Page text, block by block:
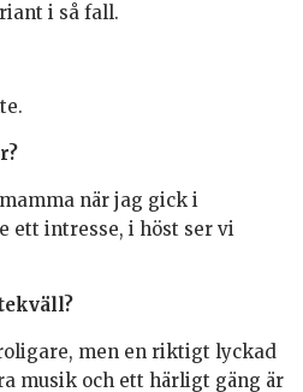
i så fall.
när jag gick i
ett intresse, i höst ser vi
men en riktigt lyckad
musik och ett härligt gäng är